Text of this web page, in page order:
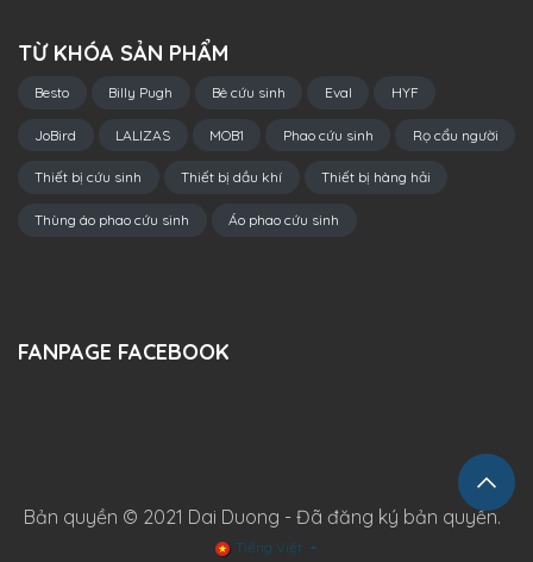
TỪ KHÓA SẢN PHẨM
Besto Billy Pugh Bè cứu sinh Eval HYF
JoBird LALIZAS MOB1 Phao cứu sinh Rọ cẩu người
Thiết bị cứu sinh Thiết bị dầu khí Thiết bị hàng hải
Thùng áo phao cứu sinh Áo phao cứu sinh
FANPAGE FACEBOOK
Bản quyền © 2021 Dai Duong - Đã đăng ký bản quyền.
Tiếng Việt